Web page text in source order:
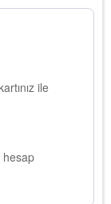
ile
hesap